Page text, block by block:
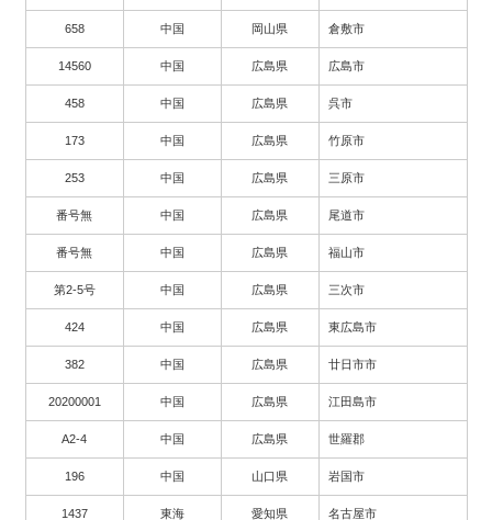
658 中国 岡山県 倉敷市
14560 中国 広島県 広島市
458 中国 広島県 呉市
173 中国 広島県 竹原市
253 中国 広島県 三原市
番号無 中国 広島県 尾道市
番号無 中国 広島県 福山市
第2-5号 中国 広島県 三次市
424 中国 広島県 東広島市
382 中国 広島県 廿日市市
20200001 中国 広島県 江田島市
A2-4 中国 広島県 世羅郡
196 中国 山口県 岩国市
1437 東海 愛知県 名古屋市